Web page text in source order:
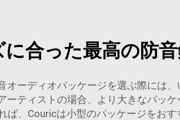
に合った最高の防
ーディオパッケージを選ぶ際には
ーティストの場合、より大きなパッ
ば、Couricは小型のパッケージをお